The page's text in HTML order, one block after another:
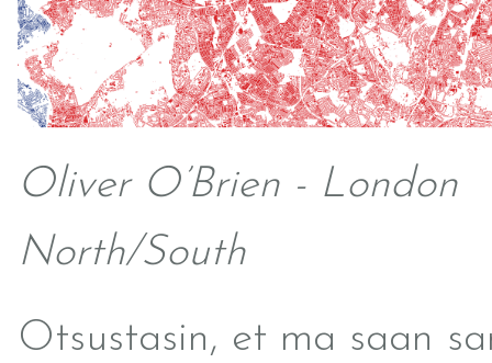
Oliver O’Brien - London
North/South
Otsustasin, et ma saan